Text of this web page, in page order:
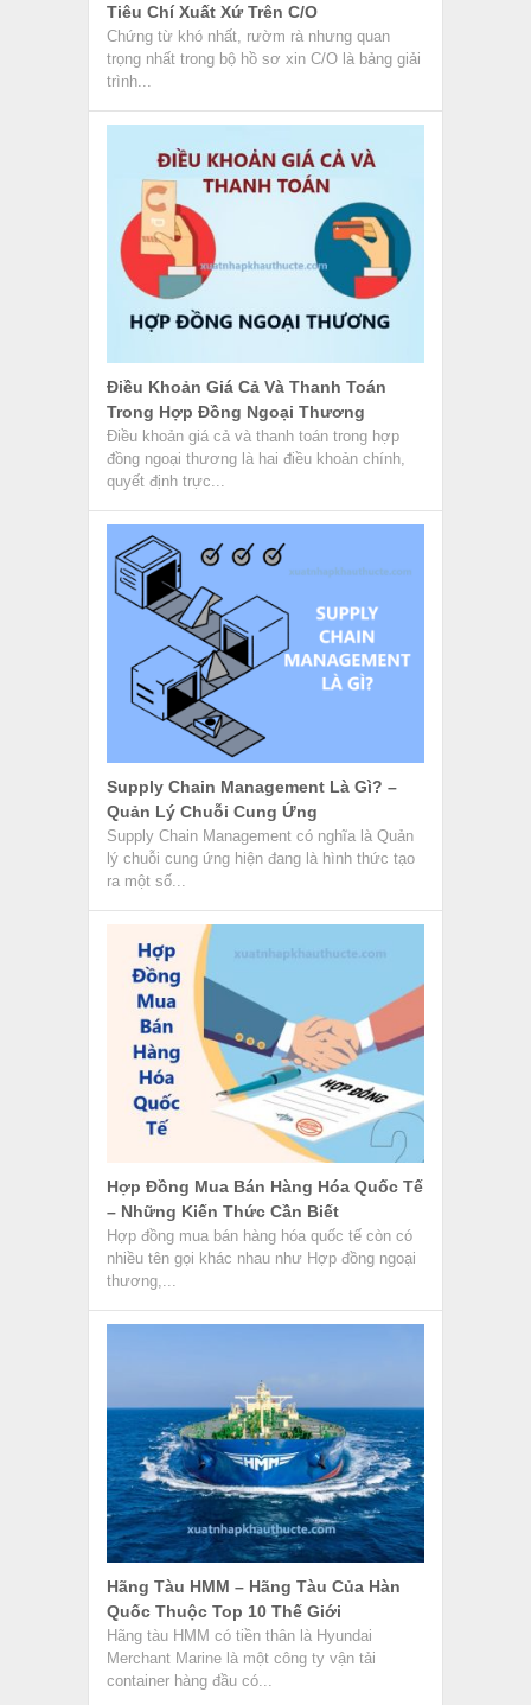
Tiêu Chí Xuất Xứ Trên C/O
Chứng từ khó nhất, rườm rà nhưng quan
trọng nhất trong bộ hồ sơ xin C/O là bảng giải
trình...
Điều Khoản Giá Cả Và Thanh Toán
Trong Hợp Đồng Ngoại Thương
Điều khoản giá cả và thanh toán trong hợp
đồng ngoại thương là hai điều khoản chính,
quyết định trực...
Supply Chain Management Là Gì? –
Quản Lý Chuỗi Cung Ứng
Supply Chain Management có nghĩa là Quản
lý chuỗi cung ứng hiện đang là hình thức tạo
ra một số...
Hợp Đồng Mua Bán Hàng Hóa Quốc Tế
– Những Kiến Thức Cần Biết
Hợp đồng mua bán hàng hóa quốc tế còn có
nhiều tên gọi khác nhau như Hợp đồng ngoại
thương,...
Hãng Tàu HMM – Hãng Tàu Của Hàn
Quốc Thuộc Top 10 Thế Giới
Hãng tàu HMM có tiền thân là Hyundai
Merchant Marine là một công ty vận tải
container hàng đầu có...